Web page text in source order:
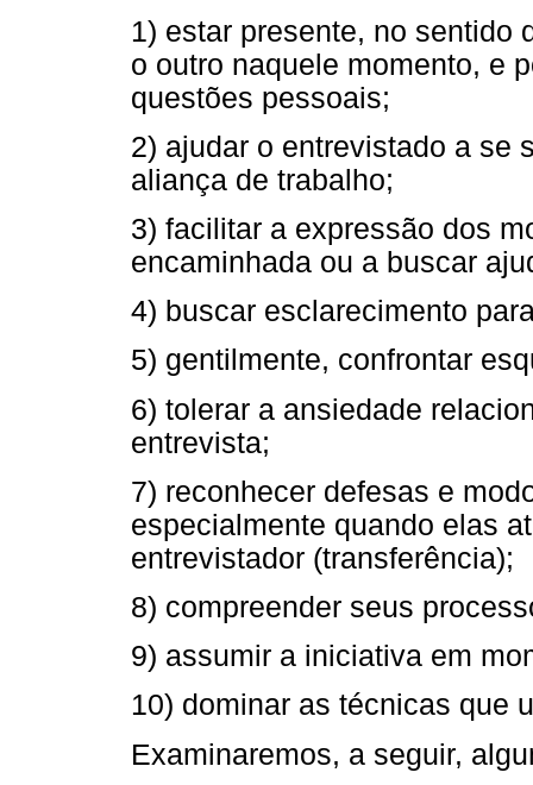
1) estar presente, no sentido
o outro naquele momento, e
questões pessoais;
2) ajudar o entrevistado a se
aliança de trabalho;
3) facilitar a expressão dos
encaminhada ou a buscar
4) buscar esclarecimento
5) gentilmente, confrontar
6) tolerar a ansiedade
entrevista;
7) reconhecer defesas e
especialmente quando elas
entrevistador (transferência);
8) compreender seus
9) assumir a iniciativa em
10) dominar as técnicas que
Examinaremos, a seguir,